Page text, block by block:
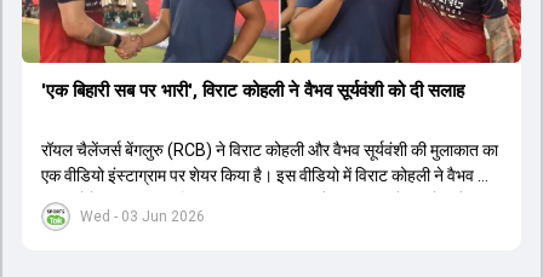
Wed - 03 Jun 2026
'एक बिहारी सब पर भारी', विराट कोहली ने वैभव सूर्यवंशी को दी सलाह
रॉयल चैलेंजर्स बेंगलुरु (RCB) ने विराट कोहली और वैभव सूर्यवंशी की मुलाकात का
एक वीडियो इंस्टाग्राम पर शेयर किया है। इस वीडियो में विराट कोहली ने वैभव को
सलाह देते हुए कहा, 'एक बिहारी सब पर भारी। बस गेम खत्म।' कोहली ने उन्हें खुद
पर विश्वास रखने और नकारात्मक बातों पर ध्यान न देने की सलाह दी। आईपीएल